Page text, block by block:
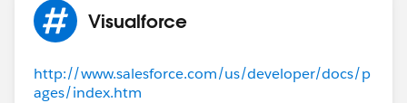
Visualforce
http://www.salesforce.com/us/developer/docs/p
ages/index.htm